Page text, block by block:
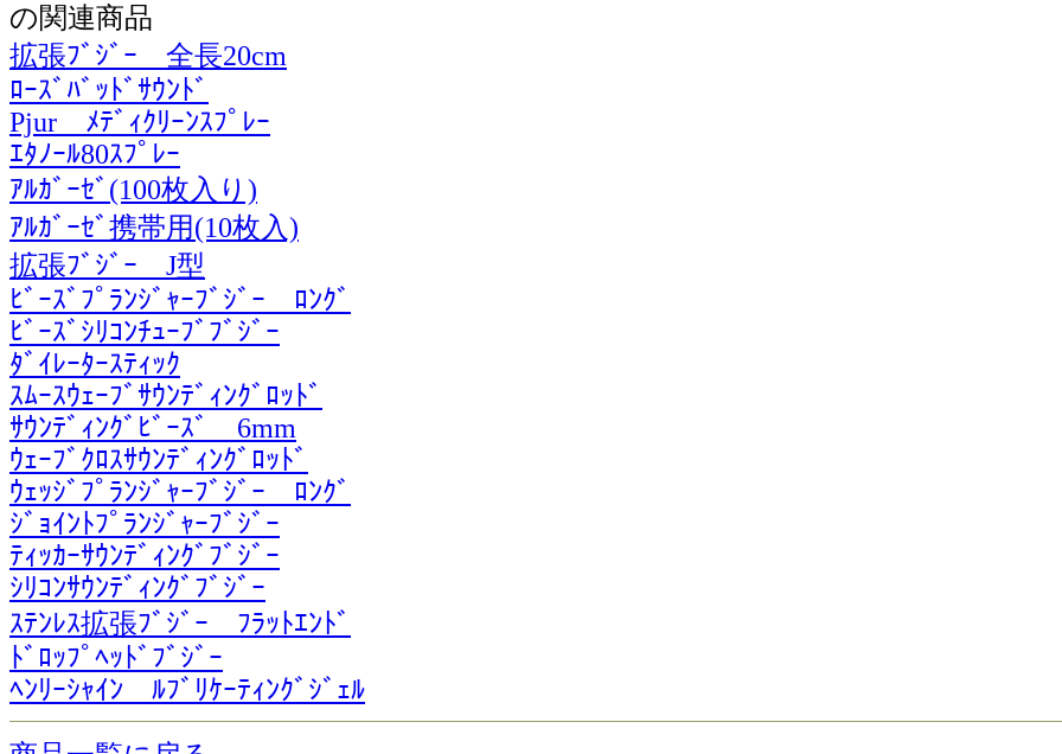
の関連商品
拡張ﾌﾞｼﾞｰ 全長20cm
ﾛｰｽﾞﾊﾞｯﾄﾞｻｳﾝﾄﾞ
Pjur ﾒﾃﾞｨｸﾘｰﾝｽﾌﾟﾚｰ
ｴﾀﾉｰﾙ80ｽﾌﾟﾚｰ
ｱﾙｶﾞｰｾﾞ(100枚入り)
ｱﾙｶﾞｰｾﾞ携帯用(10枚入)
拡張ﾌﾞｼﾞｰ J型
ﾋﾞｰｽﾞﾌﾟﾗﾝｼﾞｬｰﾌﾞｼﾞｰ ﾛﾝｸﾞ
ﾋﾞｰｽﾞｼﾘｺﾝﾁｭｰﾌﾞﾌﾞｼﾞｰ
ﾀﾞｲﾚｰﾀｰｽﾃｨｯｸ
ｽﾑｰｽｳｪｰﾌﾞｻｳﾝﾃﾞｨﾝｸﾞﾛｯﾄﾞ
ｻｳﾝﾃﾞｨﾝｸﾞﾋﾞｰｽﾞ 6mm
ｳｪｰﾌﾞｸﾛｽｻｳﾝﾃﾞｨﾝｸﾞﾛｯﾄﾞ
ｳｪｯｼﾞﾌﾟﾗﾝｼﾞｬｰﾌﾞｼﾞｰ ﾛﾝｸﾞ
ｼﾞｮｲﾝﾄﾌﾟﾗﾝｼﾞｬｰﾌﾞｼﾞｰ
ﾃｨｯｶｰｻｳﾝﾃﾞｨﾝｸﾞﾌﾞｼﾞｰ
ｼﾘｺﾝｻｳﾝﾃﾞｨﾝｸﾞﾌﾞｼﾞｰ
ｽﾃﾝﾚｽ拡張ﾌﾞｼﾞｰ ﾌﾗｯﾄｴﾝﾄﾞ
ﾄﾞﾛｯﾌﾟﾍｯﾄﾞﾌﾞｼﾞｰ
ﾍﾝﾘｰｼｬｲﾝ ﾙﾌﾞﾘｹｰﾃｨﾝｸﾞｼﾞｪﾙ